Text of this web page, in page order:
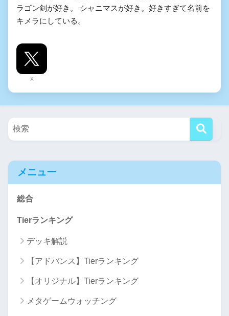
ラゴン剣が好き。 シャニマスが好き。好きすぎて名前を
キメラにしている。
X
メニュー
総合
Tierランキング
デッキ解説
【アドバンス】Tierランキング
【オリジナル】Tierランキング
メタゲームウォッチング